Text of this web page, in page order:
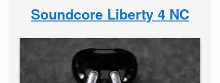
Soundcore Liberty 4 NC